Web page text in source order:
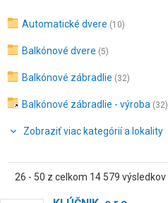
Automatické dvere (10)
Balkónové dvere (5)
Balkónové zábradlie (32)
Balkónové zábradlie - výroba (32)
Zobraziť viac kategórií a lokality
26 - 50 z celkom 14 579 výsledkov